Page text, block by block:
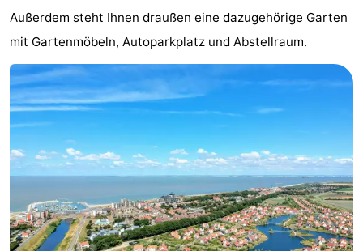
Noordzee
Résidence
Cadzand-
Bad
-
Resort
Nieuwvliet-
Bad
-
Schoneveld
-
Strand
Resort
Nieuwvliet-
Bad
-
Waterdunen
-
Zonneweelde
Zwinhoeve
Hotels
Außerdem steht Ihnen draußen eine dazugehörige Garten
mit Gartenmöbeln, Autoparkplatz und Abstellraum.